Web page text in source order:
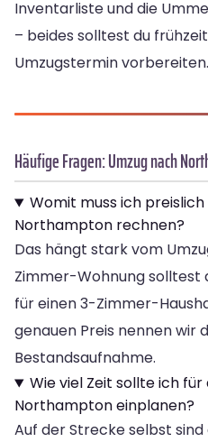
Inventarliste und die
– beides solltest du
Umzugstermin vorbereiten.
Häufige Fragen: Umzug nach
Womit muss ich
Northampton rechnen?
Das hängt stark vom
Zimmer-Wohnung solltest
für einen 3-Zimmer-
genauen Preis nennen wir
Bestandsaufnahme.
Wie viel Zeit sollte ich
Northampton einplanen?
Auf der Strecke selbst sind